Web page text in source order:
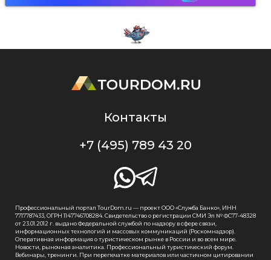
Контакты
+7 (495) 789 43 20
Профессиональный портал TourDom.ru — проект ООО «Служба Банко», ИНН
7717787433, ОГРН 1147746708284. Свидетельство о регистрации СМИ Эл № ФС77-48328
от 23.01.2012 г. выдано Федеральной службой по надзору в сфере связи,
информационных технологий и массовых коммуникаций (Роскомнадзор).
Оперативная информация о туристическом рынке в России и во всем мире.
Новости, рыночная аналитика. Профессиональный туристический форум.
Вебинары, тренинги. При перепечатке материалов или частичном цитировании